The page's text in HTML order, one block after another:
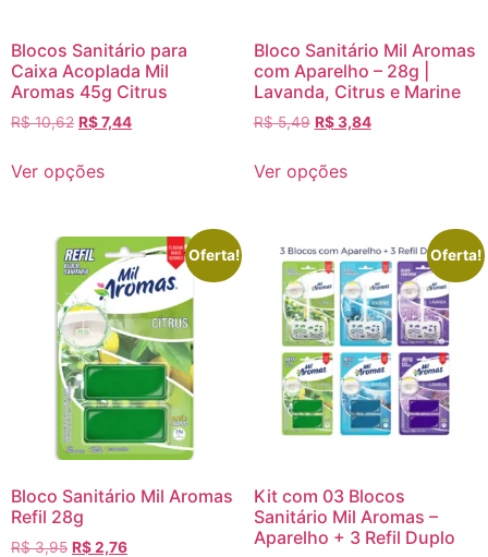
Blocos Sanitário para
Caixa Acoplada Mil
Aromas 45g Citrus
R$10,62 R$7,44
Ver opções
Bloco Sanitário Mil Aromas
com Aparelho – 28g |
Lavanda, Citrus e Marine
R$5,49 R$3,84
Ver opções
Oferta!
Bloco Sanitário Mil Aromas
Refil 28g
R$3,95 R$2,76
Oferta!
Kit com 03 Blocos
Sanitário Mil Aromas –
Aparelho + 3 Refil Duplo